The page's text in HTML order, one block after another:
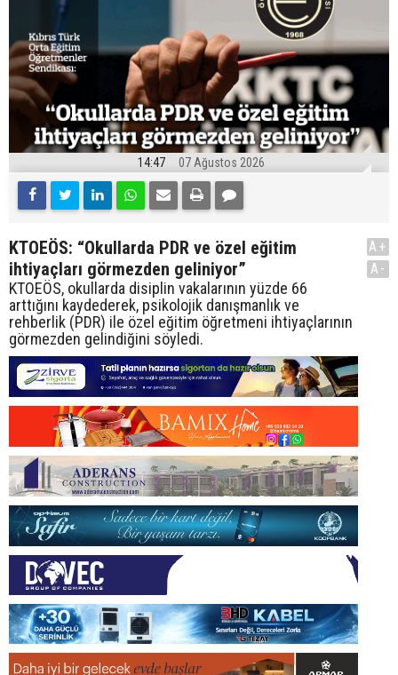
14:47 07 Ağustos 2026
KTOEÖS: “Okullarda PDR ve özel eğitim
ihtiyaçları görmezden geliniyor”
KTOEÖS, okullarda disiplin vakalarının yüzde 66
arttığını kaydederek, psikolojik danışmanlık ve
rehberlik (PDR) ile özel eğitim öğretmeni ihtiyaçlarının
görmezden gelindiğini söyledi.
A+
A-